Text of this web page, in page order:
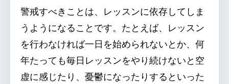
警戒すべきことは、レッスンに依存してしま
うようになることです。たとえば、レッスン
を行わなければ一日を始められないとか、何
年たっても毎日レッスンをやり続けないと空
虚に感じたり、憂鬱になったりするといった